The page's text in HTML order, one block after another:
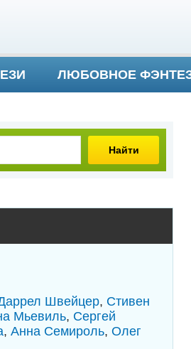
ЛЮБОВНОЕ
Найти
Швейцер, Стивен
Мьевиль, Сергей
, Анна Семироль, Олег